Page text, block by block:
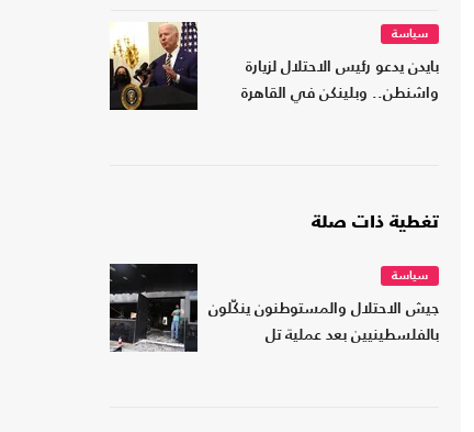
سياسة
بايدن يدعو رئيس الاحتلال لزيارة
واشنطن.. وبلينكن في القاهرة
تغطية ذات صلة
سياسة
جيش الاحتلال والمستوطنون ينكّلون
بالفلسطينيين بعد عملية تل